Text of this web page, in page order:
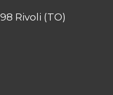
Rivoli (TO)